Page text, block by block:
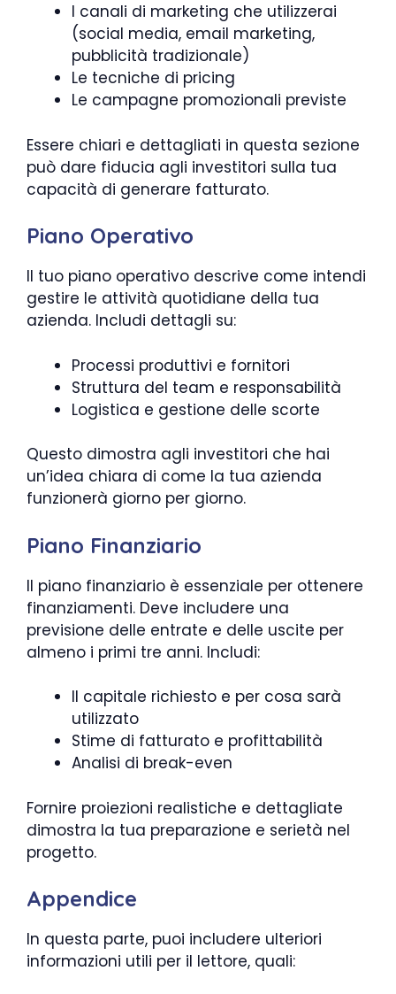
I canali di marketing che utilizzerai
(social media, email marketing,
pubblicità tradizionale)
Le tecniche di pricing
Le campagne promozionali previste
Essere chiari e dettagliati in questa sezione
può dare fiducia agli investitori sulla tua
capacità di generare fatturato.
Piano Operativo
Il tuo piano operativo descrive come intendi
gestire le attività quotidiane della tua
azienda. Includi dettagli su:
Processi produttivi e fornitori
Struttura del team e responsabilità
Logistica e gestione delle scorte
Questo dimostra agli investitori che hai
un’idea chiara di come la tua azienda
funzionerà giorno per giorno.
Piano Finanziario
Il piano finanziario è essenziale per ottenere
finanziamenti. Deve includere una
previsione delle entrate e delle uscite per
almeno i primi tre anni. Includi:
Il capitale richiesto e per cosa sarà
utilizzato
Stime di fatturato e profittabilità
Analisi di break-even
Fornire proiezioni realistiche e dettagliate
dimostra la tua preparazione e serietà nel
progetto.
Appendice
In questa parte, puoi includere ulteriori
informazioni utili per il lettore, quali: